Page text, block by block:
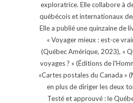
exploratrice. Elle collabore à
québécois et internationaux
Elle a publié une quinzaine de
« Voyager mieux : est-ce
(Québec Amérique, 2023), «
voyages ? » (Éditions de
«Cartes postales du Canada »
en plus de diriger les deux
Testé et approuvé : le